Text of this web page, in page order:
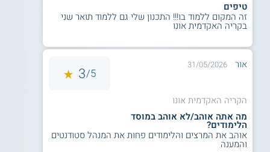
טיפים
זה המקום ללמוד בו!!! התכנון שלי גם ללמוד תואר שני
בקריה האקדמית אונו
אור 31/05/2026
5/
3
הקריה האקדמית אונו
מה אתה אוהב/לא אוהב במוסד
הלימודים?
אוהב את המרצים והלימודים פחות את המנהל סטודנטים
והמענה